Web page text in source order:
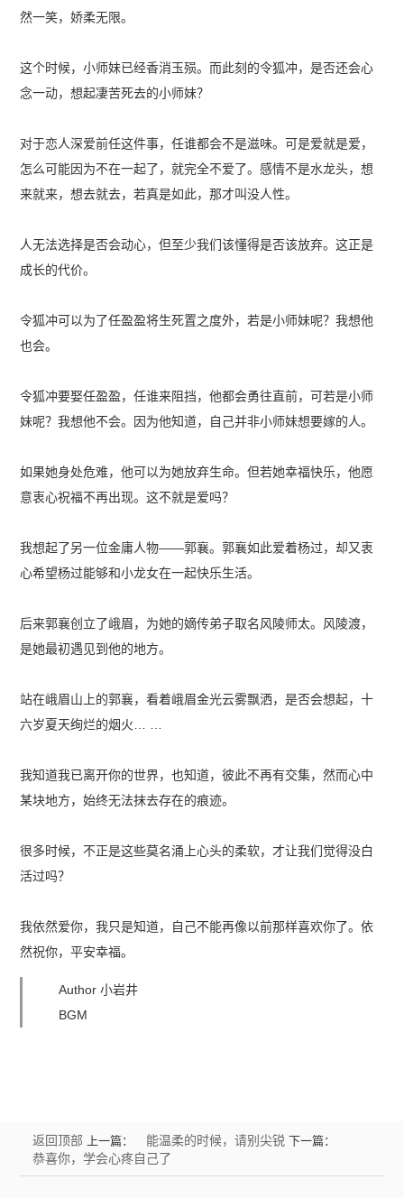
然一笑，娇柔无限。
这个时候，小师妹已经香消玉殒。而此刻的令狐冲，是否还会心
念一动，想起凄苦死去的小师妹？
对于恋人深爱前任这件事，任谁都会不是滋味。可是爱就是爱，
怎么可能因为不在一起了，就完全不爱了。感情不是水龙头，想
来就来，想去就去，若真是如此，那才叫没人性。
人无法选择是否会动心，但至少我们该懂得是否该放弃。这正是
成长的代价。
令狐冲可以为了任盈盈将生死置之度外，若是小师妹呢？我想他
也会。
令狐冲要娶任盈盈，任谁来阻挡，他都会勇往直前，可若是小师
妹呢？我想他不会。因为他知道，自己并非小师妹想要嫁的人。
如果她身处危难，他可以为她放弃生命。但若她幸福快乐，他愿
意衷心祝福不再出现。这不就是爱吗？
我想起了另一位金庸人物——郭襄。郭襄如此爱着杨过，却又衷
心希望杨过能够和小龙女在一起快乐生活。
后来郭襄创立了峨眉，为她的嫡传弟子取名风陵师太。风陵渡，
是她最初遇见到他的地方。
站在峨眉山上的郭襄，看着峨眉金光云雾飘洒，是否会想起，十
六岁夏天绚烂的烟火… …
我知道我已离开你的世界，也知道，彼此不再有交集，然而心中
某块地方，始终无法抹去存在的痕迹。
很多时候，不正是这些莫名涌上心头的柔软，才让我们觉得没白
活过吗？
我依然爱你，我只是知道，自己不能再像以前那样喜欢你了。依
然祝你，平安幸福。
Author 小岩井
BGM
返回顶部 上一篇： 能温柔的时候，请别尖锐 下一篇：
恭喜你，学会心疼自己了